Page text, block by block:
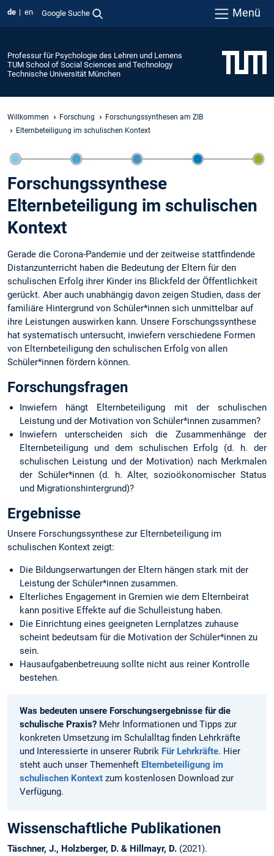
de en Google Suche Menü
Professur für Psychologie des Lehren und Lernens
TUM School of Social Sciences and Technology
Technische Universität München
Willkommen Forschung
Forschungssynthesen am ZIB
Elternbeteiligung im schulischen Kontext
Forschungssynthese
Elternbeteiligung im schulischen
Kontext
Gerade die Corona-Pandemie und der zeitweise stattfindende
Distanzunterricht haben die Bedeutung der Eltern für den
schulischen Erfolg ihrer Kinder ins Blickfeld der Öffentlichkeit
gerückt. Aber auch unabhängig davon zeigen Studien, dass der
familiäre Hintergrund von Schüler*innen sich unmittelbar auf
ihre Leistungen auswirken kann. Unsere Forschungssynthese
hat systematisch untersucht, inwiefern verschiedene Formen
von Elternbeteiligung den schulischen Erfolg von allen
Schüler*innen fördern können.
Forschungsfragen
Inwiefern hängt Elternbeteiligung mit der schulischen
Leistung und der Motivation von Schüler*innen zusammen?
Inwiefern unterscheiden sich die Zusammenhänge der
Elternbeteiligung und dem schulischen Erfolg (d. h. der
schulischen Leistung und der Motivation) nach Merkmalen
der Schüler*innen (d. h. Alter, sozioökonomischer Status
und Migrationshintergrund)?
Ergebnisse
Unsere Forschungssynthese zur Elternbeteiligung im
schulischen Kontext zeigt:
Die Bildungserwartungen der Eltern hängen stark mit der
Leistung der Schüler*innen zusammen.
Elterliches Engagement in Gremien wie dem Elternbeirat
kann positive Effekte auf die Schulleistung haben.
Die Einrichtung eines geeigneten Lernplatzes zuhause
scheint bedeutsam für die Motivation der Schüler*innen zu
sein.
Hausaufgabenbetreuung sollte nicht aus reiner Kontrolle
bestehen.
Was bedeuten unsere Forschungsergebnisse für die
schulische Praxis? Mehr Informationen und Tipps zur
konkreten Umsetzung im Schulalltag finden Lehrkräfte
und Interessierte in unserer Rubrik Für Lehrkräfte. Hier
steht auch unser Themenheft Elternbeteiligung im
schulischen Kontext zum kostenlosen Download zur
Verfügung.
Wissenschaftliche Publikationen
Täschner, J., Holzberger, D. & Hillmayr, D. (2021).